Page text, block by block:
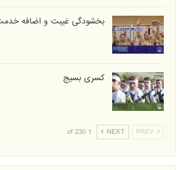
بخشودگی غیبت و اضافه
کسری بسیج
PREV
NEXT
1 of 230